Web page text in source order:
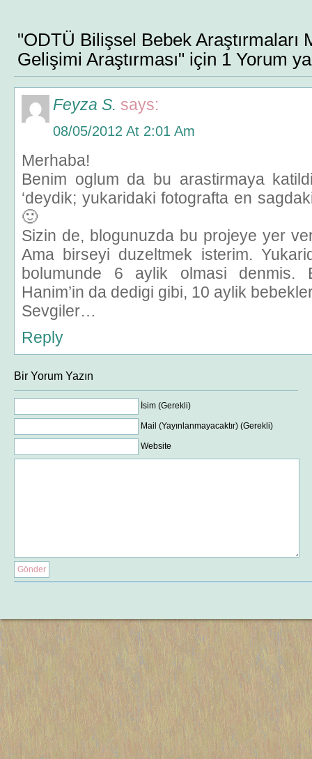
"ODTÜ Bilişsel Bebek Araştırmaları
Gelişimi Araştırması" için 1 Yorum
Feyza S. says:
08/05/2012 At 2:01 Am
Merhaba!
Benim oglum da bu arastirmaya
‘deydik; yukaridaki fotografta en
🙂
Sizin de, blogunuzda bu projeye yer
Ama birseyi duzeltmek isterim.
bolumunde 6 aylik olmasi denmis.
Hanim’in da dedigi gibi, 10 aylik
Sevgiler…
Reply
Bir Yorum Yazın
İsim (Gerekli)
Mail (Yayınlanmayacaktır) (Gerekli)
Website